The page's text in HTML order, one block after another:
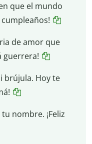
que el mundo
cumpleaños!
de amor que
guerrera!
brújula. Hoy te
nombre. ¡Feliz